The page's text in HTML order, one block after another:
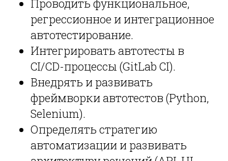
Проводить функциональное,
регрессионное и интеграционное
автотестирование.
Интегрировать автотесты в
CI/CD-процессы (GitLab CI).
Внедрять и развивать
фреймворки автотестов (Python,
Selenium).
Определять стратегию
автоматизации и развивать